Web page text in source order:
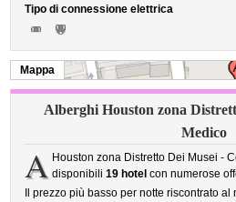
Tipo di connessione elettrica
Mappa
Alberghi Houston zona
Medico
A Houston zona Distretto Dei Musei -
disponibili 19 hotel con numerose
Il prezzo più basso per notte riscontrato